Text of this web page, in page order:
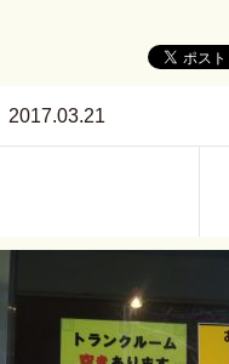
2017.03.21